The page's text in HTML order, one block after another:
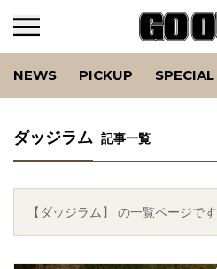
NEWS PICKUP SPECIAL
ダッジラム 記事一覧
【ダッジラム】 の一覧ページです